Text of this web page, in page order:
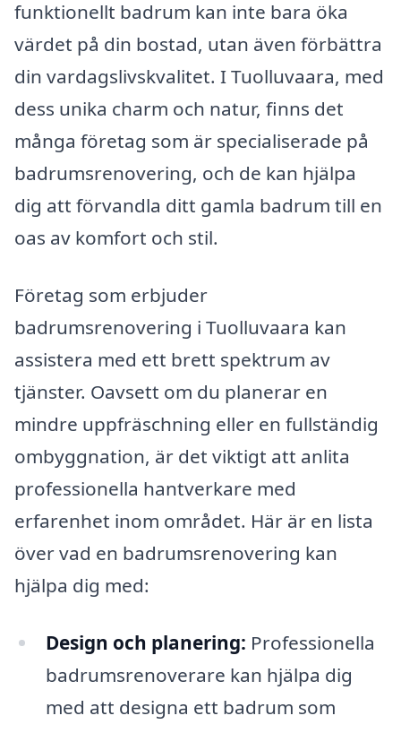
funktionellt badrum kan inte bara öka
värdet på din bostad, utan även förbättra
din vardagslivskvalitet. I Tuolluvaara, med
dess unika charm och natur, finns det
många företag som är specialiserade på
badrumsrenovering, och de kan hjälpa
dig att förvandla ditt gamla badrum till en
oas av komfort och stil.
Företag som erbjuder
badrumsrenovering i Tuolluvaara kan
assistera med ett brett spektrum av
tjänster. Oavsett om du planerar en
mindre uppfräschning eller en fullständig
ombyggnation, är det viktigt att anlita
professionella hantverkare med
erfarenhet inom området. Här är en lista
över vad en badrumsrenovering kan
hjälpa dig med:
Design och planering: Professionella
badrumsrenoverare kan hjälpa dig
med att designa ett badrum som